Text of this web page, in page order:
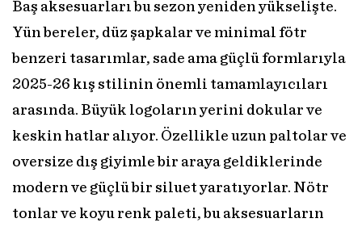
Baş aksesuarları bu sezon yeniden yükselişte.
Yün bereler, düz şapkalar ve minimal fötr
benzeri tasarımlar, sade ama güçlü formlarıyla
2025-26 kış stilinin önemli tamamlayıcıları
arasında. Büyük logoların yerini dokular ve
keskin hatlar alıyor. Özellikle uzun paltolar ve
oversize dış giyimle bir araya geldiklerinde
modern ve güçlü bir siluet yaratıyorlar. Nötr
tonlar ve koyu renk paleti, bu aksesuarların